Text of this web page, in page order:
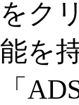
をク
能を
「